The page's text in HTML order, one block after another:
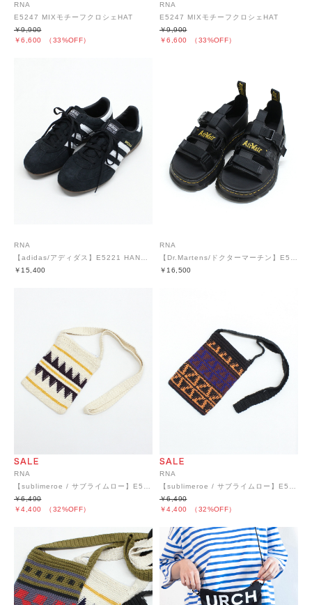
RNA
E5247 MIXモチーフクロシェHAT
￥6,600 （33%OFF）
￥9,900
RNA
E5247 MIXモチーフクロシェHAT
￥6,600 （33%OFF）
￥9,900
RNA
￥15,400
RNA
￥16,500
RNA
￥4,400 （32%OFF）
￥6,490
RNA
￥4,400 （32%OFF）
￥6,490